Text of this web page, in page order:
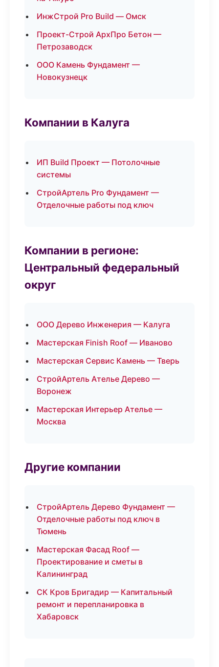
ИнжСтрой Pro Build — Омск
Проект-Строй АрхПро Бетон —
Петрозаводск
ООО Камень Фундамент —
Новокузнецк
Компании в Калуга
ИП Build Проект — Потолочные
системы
СтройАртель Pro Фундамент —
Отделочные работы под ключ
Компании в регионе:
Центральный федеральный
округ
ООО Дерево Инженерия — Калуга
Мастерская Finish Roof — Иваново
Мастерская Сервис Камень — Тверь
СтройАртель Ателье Дерево —
Воронеж
Мастерская Интерьер Ателье —
Москва
Другие компании
СтройАртель Дерево Фундамент —
Отделочные работы под ключ в
Тюмень
Мастерская Фасад Roof —
Проектирование и сметы в
Калининград
СК Кров Бригадир — Капитальный
ремонт и перепланировка в
Хабаровск